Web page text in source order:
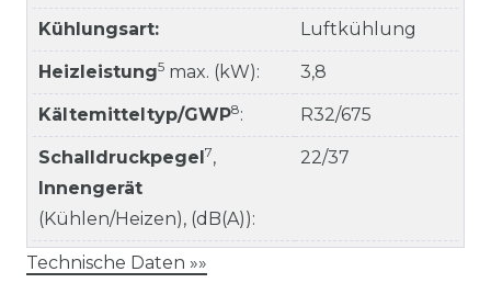
Kühlungsart: Luftkühlung
Heizleistung5 max. (kW): 3,8
Kältemitteltyp/GWP8: R32/675
Schalldruckpegel 7,
Innengerät
(Kühlen/Heizen), (dB(A)):
22/37
Technische Daten »»